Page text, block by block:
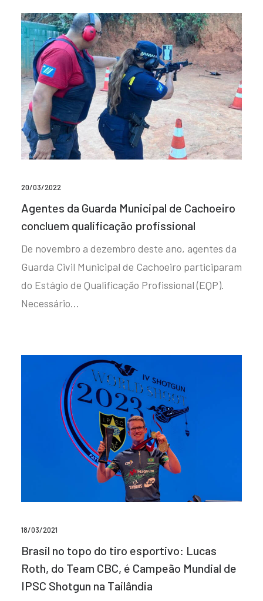
20/03/2022
Agentes da Guarda Municipal de Cachoeiro
concluem qualificação profissional
De novembro a dezembro deste ano, agentes da
Guarda Civil Municipal de Cachoeiro participaram
do Estágio de Qualificação Profissional (EQP).
Necessário…
18/03/2021
Brasil no topo do tiro esportivo: Lucas
Roth, do Team CBC, é Campeão Mundial de
IPSC Shotgun na Tailândia